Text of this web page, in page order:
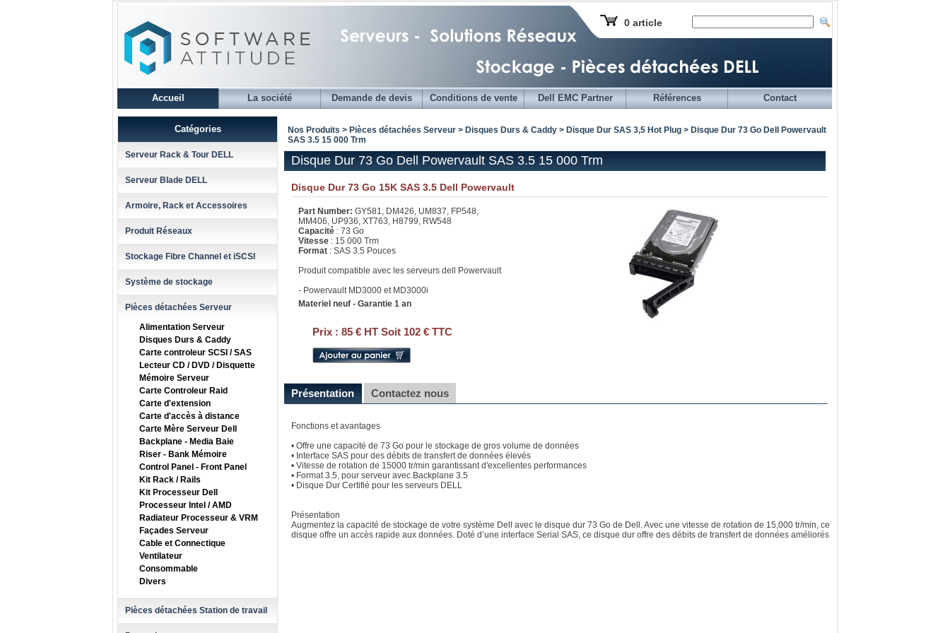
0 article
Accueil La société Demande de devis Conditions de vente Dell EMC Partner Références Contact
Catégories
Serveur Rack & Tour DELL
Serveur Blade DELL
Armoire, Rack et Accessoires
Produit Réseaux
Stockage Fibre Channel et iSCSI
Système de stockage
Pièces détachées Serveur
Alimentation Serveur
Disques Durs & Caddy
Carte controleur SCSI / SAS
Lecteur CD / DVD / Disquette
Mémoire Serveur
Carte Controleur Raid
Carte d'extension
Carte d'accès à distance
Carte Mère Serveur Dell
Backplane - Media Baie
Riser - Bank Mémoire
Control Panel - Front Panel
Kit Rack / Rails
Kit Processeur Dell
Processeur Intel / AMD
Radiateur Processeur & VRM
Façades Serveur
Cable et Connectique
Ventilateur
Consommable
Divers
Pièces détachées Station de travail
Nos Produits > Pièces détachées Serveur > Disques Durs & Caddy > Disque Dur SAS 3,5 Hot Plug > Disque Dur 73 Go Dell Powervault
SAS 3.5 15 000 Trm
Disque Dur 73 Go Dell Powervault SAS 3.5 15 000 Trm
Disque Dur 73 Go 15K SAS 3.5 Dell Powervault
Part Number: GY581, DM426, UM837, FP548,
MM406, UP936, XT763, H8799, RW548
Capacité : 73 Go
Vitesse : 15 000 Trm
Format : SAS 3.5 Pouces
Produit compatible avec les serveurs dell Powervault
- Powervault MD3000 et MD3000i
Materiel neuf - Garantie 1 an
Prix : 85 € HT Soit 102 € TTC
Présentation Contactez nous
Fonctions et avantages
• Offre une capacité de 73 Go pour le stockage de gros volume de données
• Interface SAS pour des débits de transfert de données élevés
• Vitesse de rotation de 15000 tr/min garantissant d'excellentes performances
• Format 3.5, pour serveur avec Backplane 3.5
• Disque Dur Certifié pour les serveurs DELL
Présentation
Augmentez la capacité de stockage de votre système Dell avec le disque dur 73 Go de Dell. Avec une vitesse de rotation de 15,000 tr/min, ce
disque offre un accès rapide aux données. Doté d’une interface Serial SAS, ce disque dur offre des débits de transfert de données améliorés